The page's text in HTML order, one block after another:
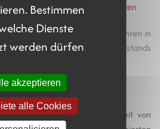
Sammelstellen auf den Lofoten
stellen wir seit einigen Jahren in
eine Verschlechterung des Zustands
“ verbessert sich dank der Arbeit von
Bestimmen
Dienste
werden dürfen
akzeptieren
alle Cookies